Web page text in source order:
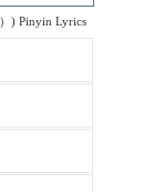
) Pinyin Lyrics